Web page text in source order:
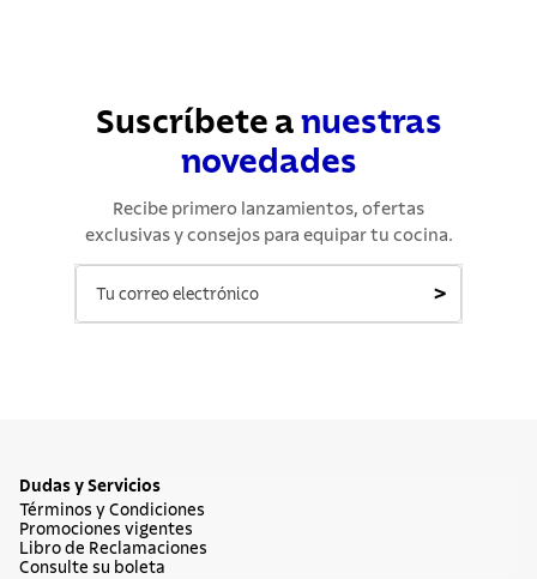
Suscríbete a nuestras
novedades
Recibe primero lanzamientos, ofertas
exclusivas y consejos para equipar tu cocina.
>
Dudas y Servicios
Términos y Condiciones
Promociones vigentes
Libro de Reclamaciones
Consulte su boleta